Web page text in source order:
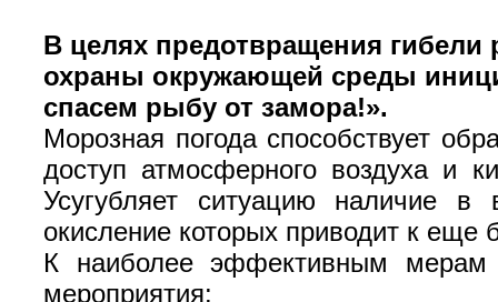
В целях предотвращения
охраны окружающей среды
спасем рыбу от замора!».
Морозная погода способствует
доступ атмосферного воздуха и
Усугубляет ситуацию наличие
окисление которых приводит к
К наиболее эффективным мерам
мероприятия: